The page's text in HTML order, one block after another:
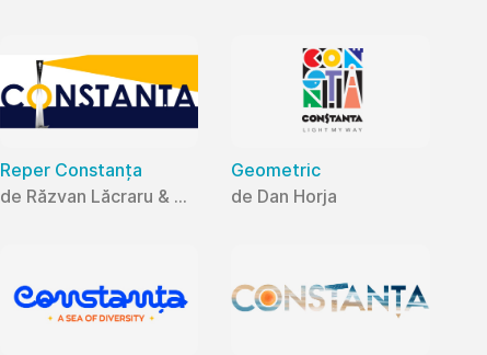
Reper Constanța
de Răzvan Lăcraru & Mihaela Lăcraru
Geometric
de Dan Horja